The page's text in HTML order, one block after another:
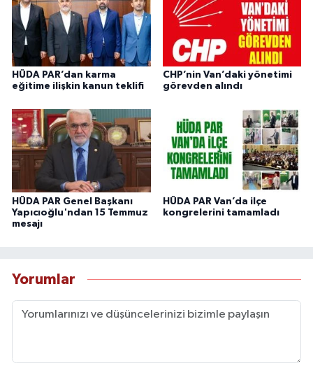
HÜDA PAR’dan karma
eğitime ilişkin kanun teklifi
CHP’nin Van’daki yönetimi
görevden alındı
HÜDA PAR Genel Başkanı
Yapıcıoğlu'ndan 15 Temmuz
mesajı
HÜDA PAR Van’da ilçe
kongrelerini tamamladı
Yorumlar